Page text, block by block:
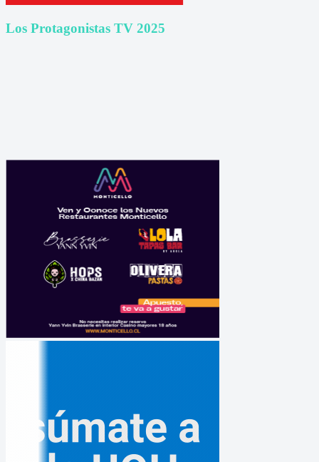
Los Protagonistas TV 2025